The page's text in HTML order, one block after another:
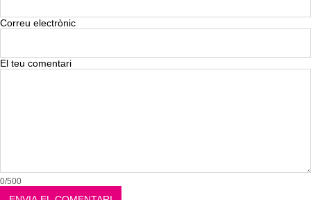
Correu electrònic
El teu comentari
0/500